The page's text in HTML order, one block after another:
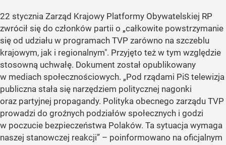
22 stycznia Zarząd Krajowy Platformy Obywatelskiej RP
zwrócił się do członków partii o „całkowite powstrzymanie
się od udziału w programach TVP zarówno na szczeblu
krajowym, jak i regionalnym". Przyjęto też w tym względzie
stosowną uchwałę. Dokument został opublikowany
w mediach społecznościowych. „Pod rządami PiS telewizja
publiczna stała się narzędziem politycznej nagonki
oraz partyjnej propagandy. Polityka obecnego zarządu TVP
prowadzi do groźnych podziałów społecznych i godzi
w poczucie bezpieczeństwa Polaków. Ta sytuacja wymaga
naszej stanowczej reakcji” – poinformowano na oficjalnym